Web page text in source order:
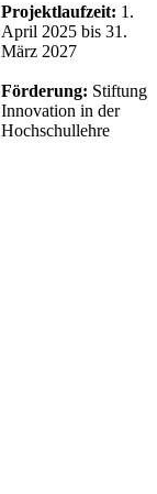
Projektlaufzeit: 1.
April 2025 bis 31.
März 2027​
Förderung: Stiftung
Innovati​on in der
Hochschullehre​